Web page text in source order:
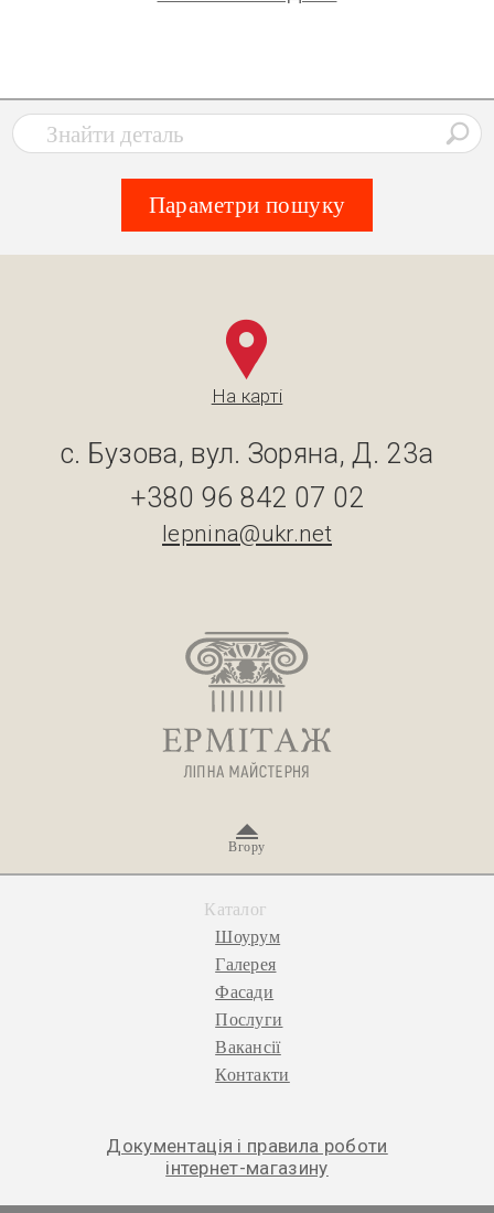
Параметри пошуку
На карті
с. Бузова, вул. Зоряна, Д. 23а
+380 96 842 07 02
lepnina@ukr.net
Вгору
Каталог
Шоурум
Галерея
Фасади
Послуги
Вакансії
Контакти
Документація і правила роботи
інтернет-магазину